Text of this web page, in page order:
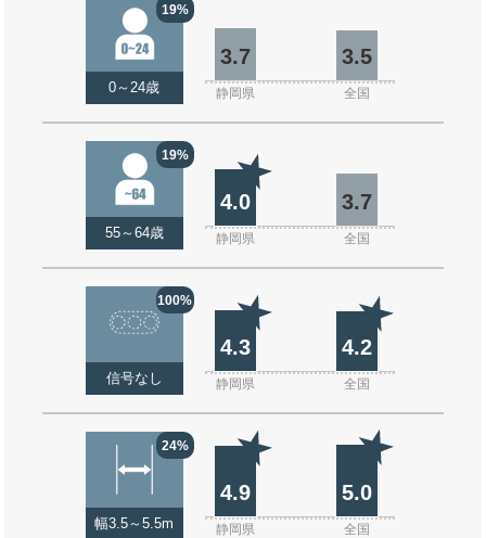
19%
0～24歳
3.7 3.5
静岡県 全国
19%
55～64歳
4.0 3.7
静岡県 全国
100%
信号なし
4.3 4.2
静岡県 全国
24%
幅3.5～5.5m
4.9 5.0
静岡県 全国